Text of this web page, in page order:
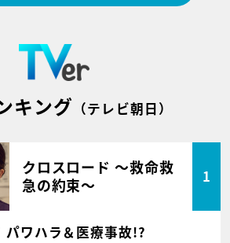
キング （テレビ朝日）
クロスロード ～救命救
急の約束～
1
ワハラ＆医療事故!?